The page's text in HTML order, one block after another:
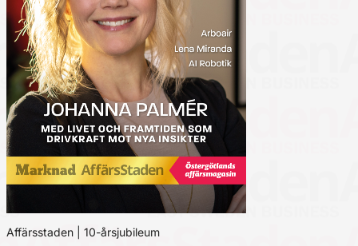
Affärsstaden | 10-årsjubileum